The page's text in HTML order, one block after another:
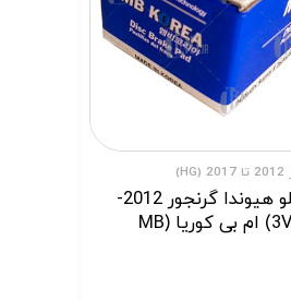
لنت ترمز جلو هیوندا گرنجور 2012-
2017 (3VA50) ام بی کوریا (MB